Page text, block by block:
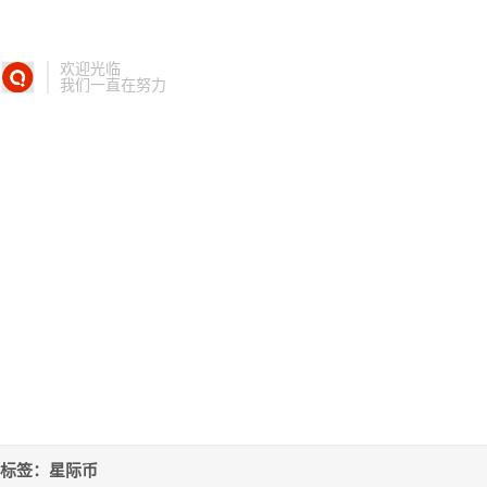
欢迎光临
我们一直在努力
标签：星际币